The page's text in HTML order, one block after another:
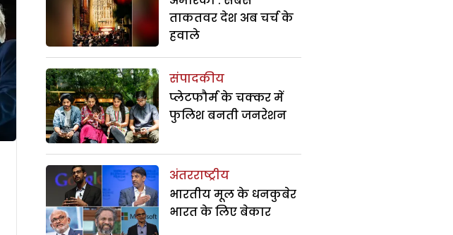
ताकतवर देश अब चर्च के
हवाले
संपादकीय
प्लेटफौर्म के चक्कर में
फुलिश बनती जनरेशन
अंतरराष्ट्रीय
भारतीय मूल के धनकुबेर
भारत के लिए बेकार